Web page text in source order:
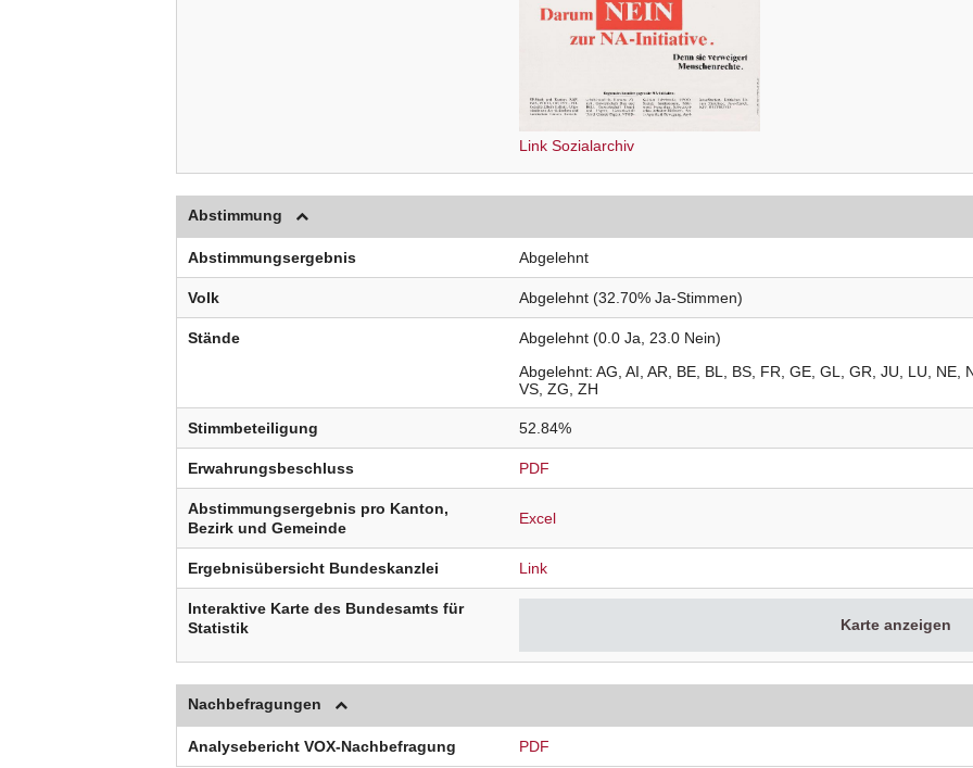
Link Sozialarchiv
Abstimmung
Abstimmungsergebnis Abgelehnt
Volk Abgelehnt (32.70% Ja-Stimmen)
Stände
Abgelehnt (0.0 Ja, 23.0 Nein)
Abgelehnt AG AI AR BE BL BS FR GE GL GR JU LU NE
VS ZG ZH
Stimmbeteiligung 52.84%
Erwahrungsbeschluss PDF
Abstimmungsergebnis pro Kanton,
Bezirk und Gemeinde
Excel
Ergebnisübersicht Bundeskanzlei Link
Interaktive Karte des Bundesamts für
Statistik
Karte anzeigen
Nachbefragungen
Analysebericht VOX-Nachbefragung PDF